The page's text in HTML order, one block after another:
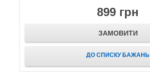
899 грн
ЗАМОВИТИ
ДО СПИСКУ БАЖАНЬ